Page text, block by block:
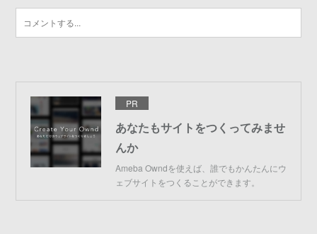
PR
あなたもサイトをつくってみませ
んか
Ameba Owndを使えば、誰でもかんたんにウ
ェブサイトをつくることができます。